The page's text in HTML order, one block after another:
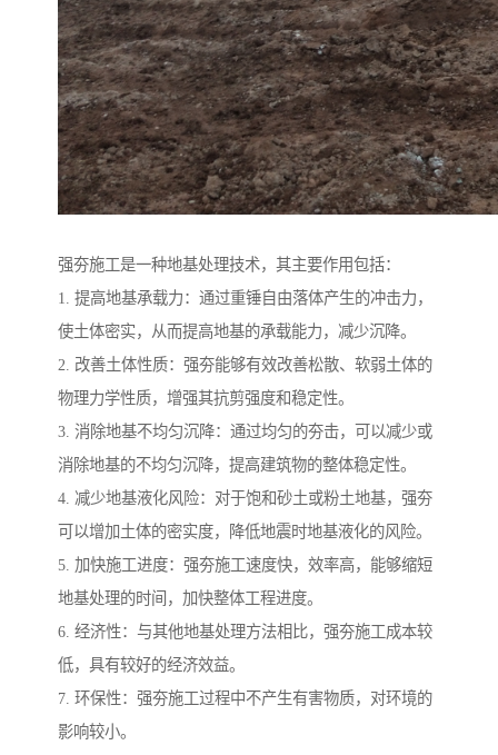
强夯施工是一种地基处理技术，其主要作用包括：
1. 提高地基承载力：通过重锤自由落体产生的冲击力，
使土体密实，从而提高地基的承载能力，减少沉降。
2. 改善土体性质：强夯能够有效改善松散、软弱土体的
物理力学性质，增强其抗剪强度和稳定性。
3. 消除地基不均匀沉降：通过均匀的夯击，可以减少或
消除地基的不均匀沉降，提高建筑物的整体稳定性。
4. 减少地基液化风险：对于饱和砂土或粉土地基，强夯
可以增加土体的密实度，降低地震时地基液化的风险。
5. 加快施工进度：强夯施工速度快，效率高，能够缩短
地基处理的时间，加快整体工程进度。
6. 经济性：与其他地基处理方法相比，强夯施工成本较
低，具有较好的经济效益。
7. 环保性：强夯施工过程中不产生有害物质，对环境的
影响较小。